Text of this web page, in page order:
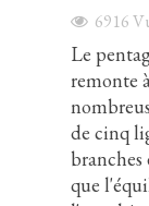
6916
Le
remonte
de cinq
branches
que